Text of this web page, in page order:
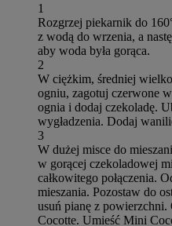
1
Rozgrzej piekarnik do
z wodą do wrzenia, a
aby woda była gorąca.
2
W ciężkim, średniej
ogniu, zagotuj czerwone
ognia i dodaj czekoladę.
wygładzenia. Dodaj
3
W dużej misce do
w gorącej czekoladowej
całkowitego połączenia.
mieszania. Pozostaw do
usuń pianę z powierzchni.
Cocotte. Umieść Mini